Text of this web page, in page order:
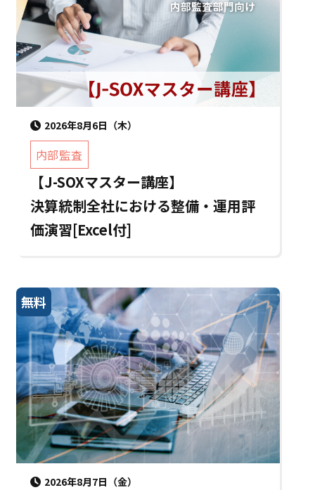
2026年8月6日（木）
内部監査
【J-SOXマスター講座】
決算統制全社における整備・運用評
価演習[Excel付]
無料
2026年8月7日（金）